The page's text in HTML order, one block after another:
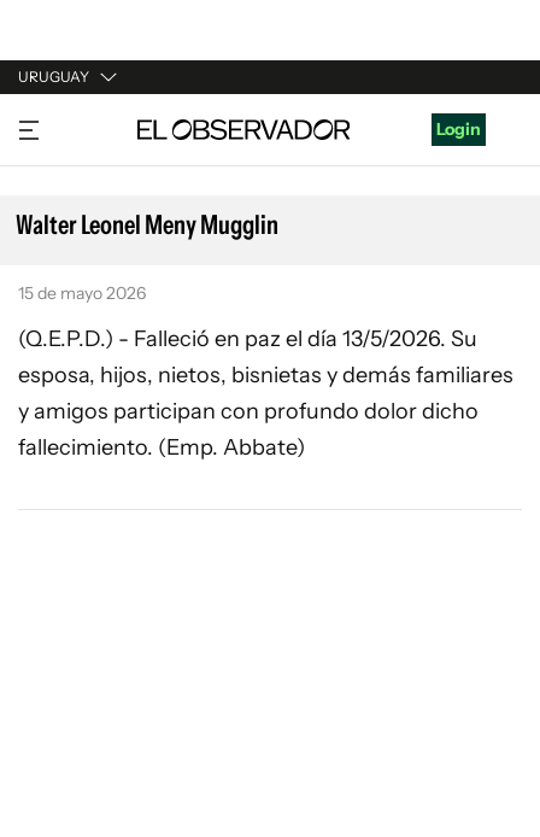
URUGUAY
URUGUAY
ARGENTINA
ESPAÑA
Login
Walter Leonel Meny Mugglin
15 de mayo 2026
(Q.E.P.D.) - Falleció en paz el día 13/5/2026. Su
esposa, hijos, nietos, bisnietas y demás familiares
y amigos participan con profundo dolor dicho
fallecimiento. (Emp. Abbate)